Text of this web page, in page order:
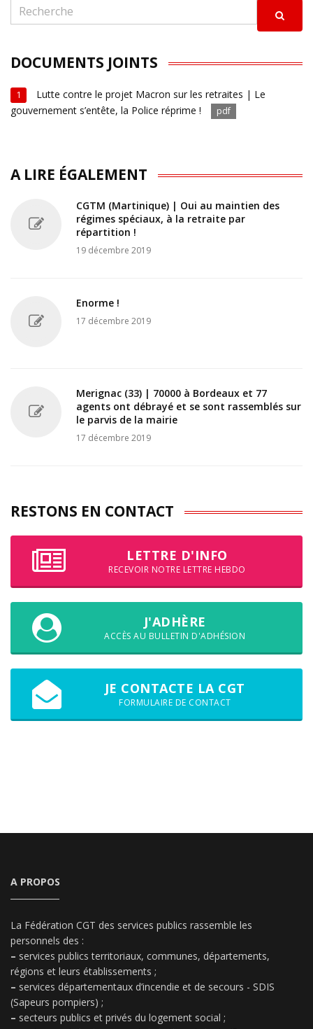
DOCUMENTS JOINTS
1
Lutte contre le projet Macron sur les retraites | Le
gouvernement s’entête, la Police réprime !
pdf
A LIRE ÉGALEMENT
CGTM (Martinique) | Oui au maintien des
régimes spéciaux, à la retraite par
répartition !
19 décembre 2019
Enorme !
17 décembre 2019
Merignac (33) | 70000 à Bordeaux et 77
agents ont débrayé et se sont rassemblés sur
le parvis de la mairie
17 décembre 2019
RESTONS EN CONTACT
LETTRE D'INFO
RECEVOIR NOTRE LETTRE HEBDO
J'ADHÈRE
ACCÈS AU BULLETIN D'ADHÉSION
JE CONTACTE LA CGT
FORMULAIRE DE CONTACT
A PROPOS
La Fédération CGT des services publics rassemble les
personnels des :
– services publics territoriaux, communes, départements,
régions et leurs établissements ;
– services départementaux d’incendie et de secours - SDIS
(Sapeurs pompiers) ;
– secteurs publics et privés du logement social ;